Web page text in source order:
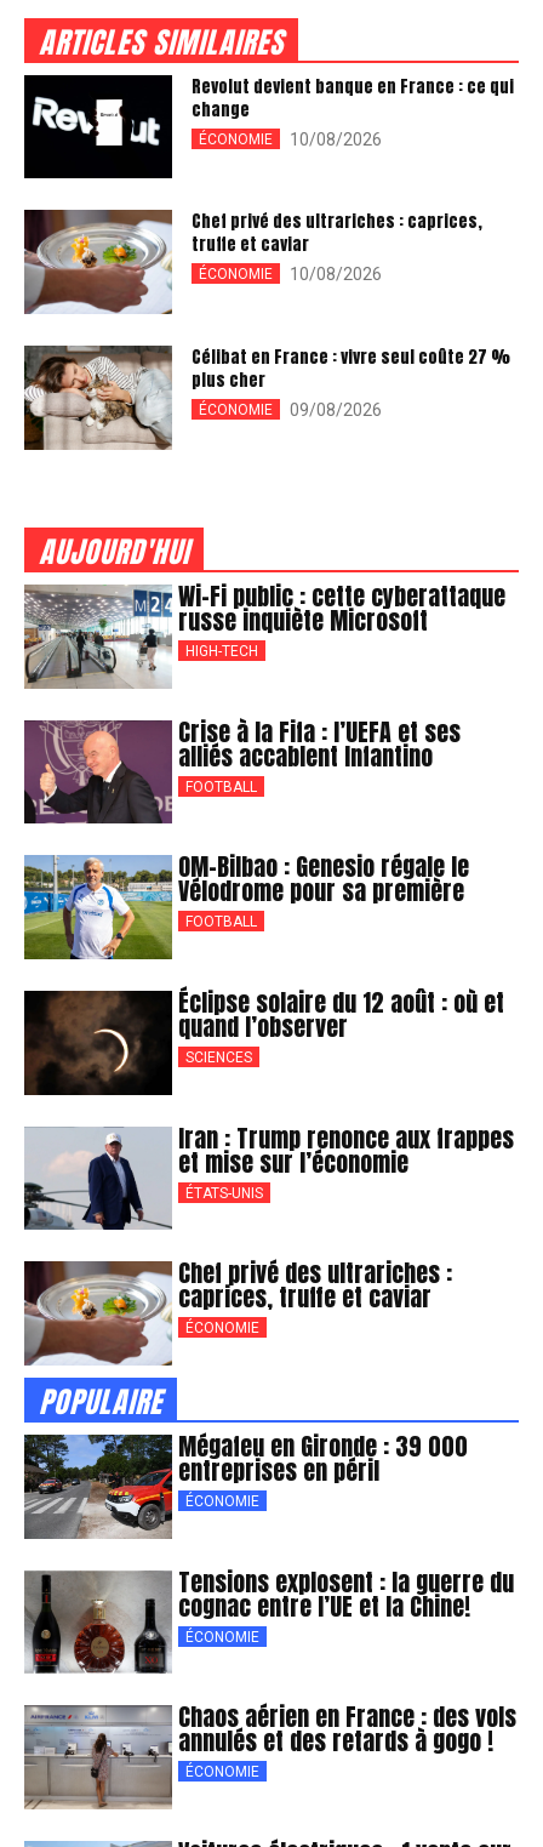
ARTICLES SIMILAIRES
Revolut devient banque en France : ce qui
change
ÉCONOMIE 10/08/2026
Chef privé des ultrariches : caprices,
truffe et caviar
ÉCONOMIE 10/08/2026
Célibat en France : vivre seul coûte 27 %
plus cher
ÉCONOMIE 09/08/2026
AUJOURD'HUI
Wi-Fi public : cette cyberattaque
russe inquiète Microsoft
HIGH-TECH
Crise à la Fifa : l’UEFA et ses
alliés accablent Infantino
FOOTBALL
OM-Bilbao : Genesio régale le
Vélodrome pour sa première
FOOTBALL
Éclipse solaire du 12 août : où et
quand l’observer
SCIENCES
Iran : Trump renonce aux frappes
et mise sur l’économie
ÉTATS-UNIS
Chef privé des ultrariches :
caprices, truffe et caviar
ÉCONOMIE
POPULAIRE
Mégafeu en Gironde : 39 000
entreprises en péril
ÉCONOMIE
Tensions explosent : la guerre du
cognac entre l’UE et la Chine!
ÉCONOMIE
Chaos aérien en France : des vols
annulés et des retards à gogo !
ÉCONOMIE